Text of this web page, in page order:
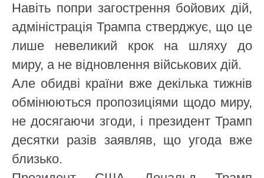
Навіть попри загострення бойових дій,
адміністрація Трампа стверджує, що це
лише невеликий крок на шляху до
миру, а не відновлення військових дій.
Але обидві країни вже декілька тижнів
обмінюються пропозиціями щодо миру,
не досягаючи згоди, і президент Трамп
десятки разів заявляв, що угода вже
близько.